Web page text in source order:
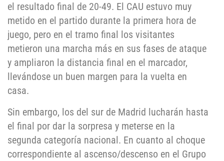
el resultado final de 20-49. El CAU estuvo muy
metido en el partido durante la primera hora de
juego, pero en el tramo final los visitantes
metieron una marcha más en sus fases de ataque
y ampliaron la distancia final en el marcador,
llevándose un buen margen para la vuelta en
casa.
Sin embargo, los del sur de Madrid lucharán hasta
el final por dar la sorpresa y meterse en la
segunda categoría nacional. En cuanto al choque
correspondiente al ascenso/descenso en el Grupo